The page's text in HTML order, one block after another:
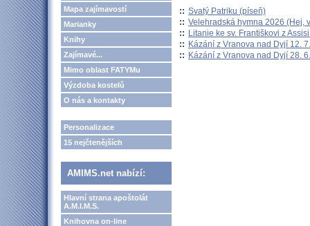
Mapa zajímavostí
Marianky
Knihy
Zajímavé...
Mimo oblast FATYMu
Výzdoba kostelů
O nás a kontakty
Personalizace
15 nejčtenějších
AMIMS.net nabízí:
Hlavní strana apoštolát
A.M.I.M.S.
Knihovna on-line
:: Svatý Patriku (píseň)
:: Velehradská hymna 2026 (Hej,
:: Litanie ke sv. Františkovi z
:: Kázání z Vranova nad Dyjí 12.
:: Kázání z Vranova nad Dyjí 28.